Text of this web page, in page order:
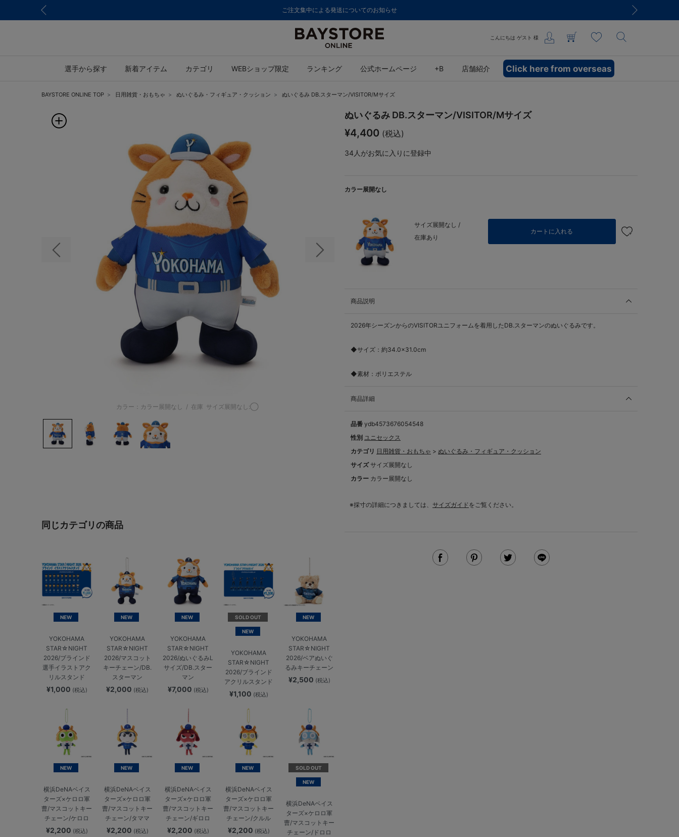
ご注文集中による発送についてのお知らせ
こんにちは ゲスト 様
選手から探す 新着アイテム カテゴリ WEBショップ限定 ランキング 公式ホームページ +B 店舗紹介 Click here from overseas
BAYSTORE ONLINE TOP 日用雑貨・おもちゃ ぬいぐるみ・フィギュア・クッション ぬいぐるみ DB.スターマン/VISITOR/Mサイズ
前の画像 次の画像
カラー：カラー展開なし / 在庫 サイズ展開なし:◯
同じカテゴリの商品
NEW
YOKOHAMA
STAR☆NIGHT
2026/ブラインド
選手イラストアク
リルスタンド
¥1,000 (税込)
NEW
YOKOHAMA
STAR☆NIGHT
2026/マスコット
キーチェーン/DB.
スターマン
¥2,000 (税込)
NEW
YOKOHAMA
STAR☆NIGHT
2026/ぬいぐるみL
サイズ/DB.スター
マン
¥7,000 (税込)
SOLD OUT
NEW
YOKOHAMA
STAR☆NIGHT
2026/ブラインド
アクリルスタンド
¥1,100 (税込)
NEW
YOKOHAMA
STAR☆NIGHT
2026/ベアぬいぐ
るみキーチェーン
¥2,500 (税込)
NEW
横浜DeNAベイス
ターズ×ケロロ軍
曹/マスコットキー
チェーン/ケロロ
¥2,200 (税込)
NEW
横浜DeNAベイス
ターズ×ケロロ軍
曹/マスコットキー
チェーン/タママ
¥2,200 (税込)
NEW
横浜DeNAベイス
ターズ×ケロロ軍
曹/マスコットキー
チェーン/ギロロ
¥2,200 (税込)
NEW
横浜DeNAベイス
ターズ×ケロロ軍
曹/マスコットキー
チェーン/クルル
¥2,200 (税込)
SOLD OUT
NEW
横浜DeNAベイス
ターズ×ケロロ軍
曹/マスコットキー
チェーン/ドロロ
ぬいぐるみ DB.スターマン/VISITOR/Mサイズ
¥4,400 (税込)
34 人がお気に入りに登録中
カラー展開なし
サイズ展開なし /
在庫あり
カートに入れる
商品説明
2026年シーズンからのVISITORユニフォームを着用したDB.スターマンのぬいぐるみです。
◆サイズ：約34.0×31.0cm
◆素材：ポリエステル
商品詳細
品番 ydb4573676054548
性別 ユニセックス
カテゴリ 日用雑貨・おもちゃ > ぬいぐるみ・フィギュア・クッション
サイズ サイズ展開なし
カラー カラー展開なし
※採寸の詳細につきましては、 サイズガイドをご覧ください。